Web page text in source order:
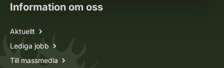
Information om oss
Aktuellt
Lediga jobb
Till massmedia